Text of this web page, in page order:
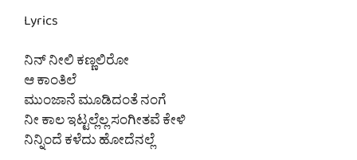
Lyrics
ನಿನ್ ನೀಲಿ ಕಣ್ಣಲಿರೋ
ಆ ಕಾಂತಿಲೆ
ಮುಂಜಾನೆ ಮೂಡಿದಂತೆ ನಂಗೆ
ನೀ ಕಾಲ ಇಟ್ಟಲ್ಲೆಲ್ಲ ಸಂಗೀತವೆ ಕೇಳಿ
ನಿನ್ನಿಂದೆ ಕಳೆದು ಹೋದೆನಲ್ಲೆ